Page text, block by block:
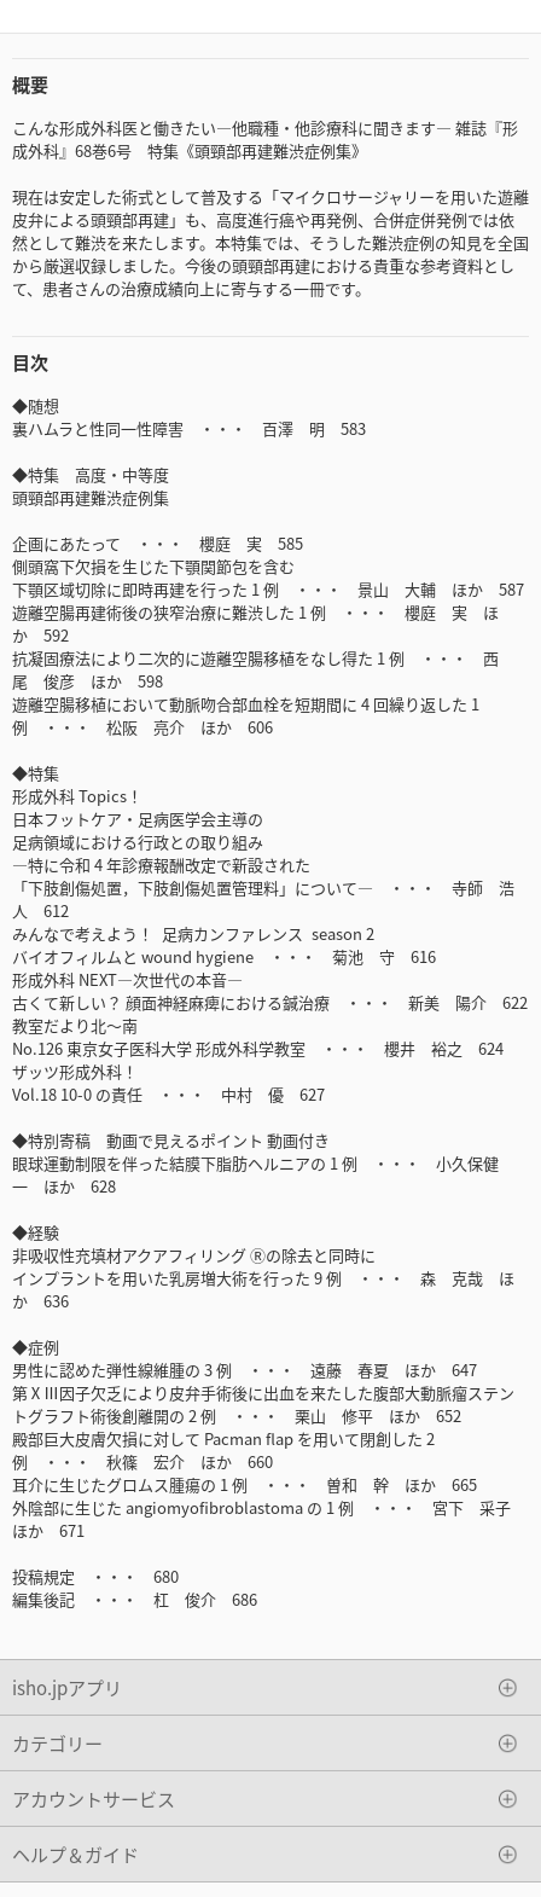
概要
こんな形成外科医と働きたい—他職種・他診療科に聞きます— 雑誌『形
成外科』68巻6号 特集《頭頸部再建難渋症例集》
現在は安定した術式として普及する「マイクロサージャリーを用いた遊離
皮弁による頭頸部再建」も、高度進行癌や再発例、合併症併発例では依
然として難渋を来たします。本特集では、そうした難渋症例の知見を全国
から厳選収録しました。今後の頭頸部再建における貴重な参考資料とし
て、患者さんの治療成績向上に寄与する一冊です。
目次
◆随想
裏ハムラと性同一性障害 ・・・ 百澤 明 583
◆特集 高度・中等度
頭頸部再建難渋症例集
企画にあたって ・・・ 櫻庭 実 585
側頭窩下欠損を生じた下顎関節包を含む
下顎区域切除に即時再建を行った 1 例 ・・・ 景山 大輔 ほか 587
遊離空腸再建術後の狭窄治療に難渋した 1 例 ・・・ 櫻庭 実 ほ
か 592
抗凝固療法により二次的に遊離空腸移植をなし得た 1 例 ・・・ 西
尾 俊彦 ほか 598
遊離空腸移植において動脈吻合部血栓を短期間に 4 回繰り返した 1
例 ・・・ 松阪 亮介 ほか 606
◆特集
形成外科 Topics！
日本フットケア・足病医学会主導の
足病領域における行政との取り組み
―特に令和 4 年診療報酬改定で新設された
「下肢創傷処置，下肢創傷処置管理料」について― ・・・ 寺師 浩
人 612
みんなで考えよう！ 足病カンファレンス season 2
バイオフィルムと wound hygiene ・・・ 菊池 守 616
形成外科 NEXT―次世代の本音―
古くて新しい？ 顔面神経麻痺における鍼治療 ・・・ 新美 陽介 622
教室だより北～南
No.126 東京女子医科大学 形成外科学教室 ・・・ 櫻井 裕之 624
ザッツ形成外科！
Vol.18 10-0 の責任 ・・・ 中村 優 627
◆特別寄稿 動画で見えるポイント 動画付き
眼球運動制限を伴った結膜下脂肪ヘルニアの 1 例 ・・・ 小久保健
一 ほか 628
◆経験
非吸収性充填材アクアフィリング Ⓡの除去と同時に
インプラントを用いた乳房増大術を行った 9 例 ・・・ 森 克哉 ほ
か 636
◆症例
男性に認めた弾性線維腫の 3 例 ・・・ 遠藤 春夏 ほか 647
第ⅩⅢ因子欠乏により皮弁手術後に出血を来たした腹部大動脈瘤ステン
トグラフト術後創離開の 2 例 ・・・ 栗山 修平 ほか 652
殿部巨大皮膚欠損に対して Pacman flap を用いて閉創した 2
例 ・・・ 秋篠 宏介 ほか 660
耳介に生じたグロムス腫瘍の 1 例 ・・・ 曽和 幹 ほか 665
外陰部に生じた angiomyofibroblastoma の 1 例 ・・・ 宮下 采子
ほか 671
投稿規定 ・・・ 680
編集後記 ・・・ 杠 俊介 686
isho.jpアプリ
カテゴリー
アカウントサービス
ヘルプ＆ガイド